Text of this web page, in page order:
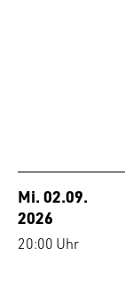
Mi. 02.09.
2026
20:00 Uhr